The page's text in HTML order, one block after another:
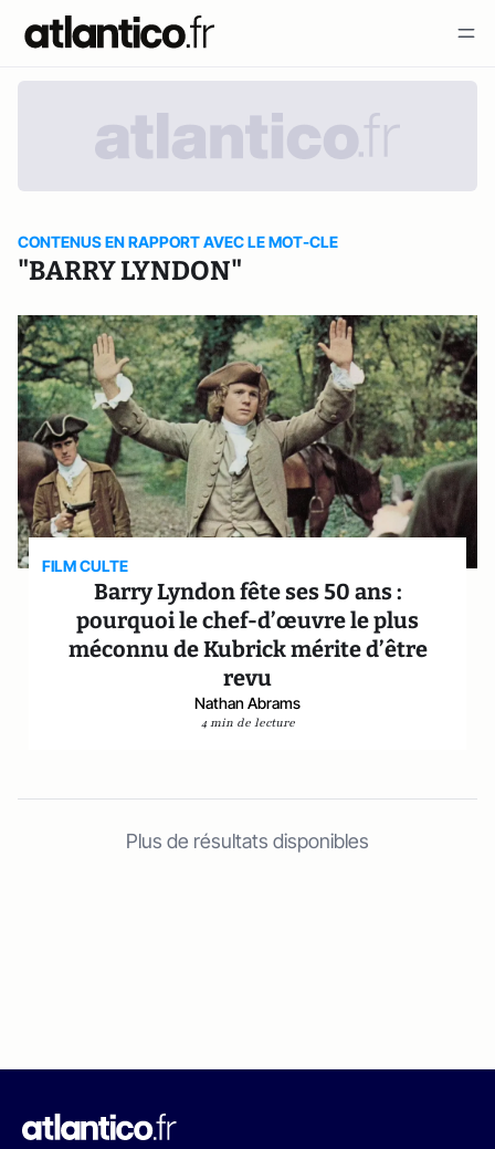
CONTENUS EN RAPPORT AVEC LE MOT-CLE
"BARRY LYNDON"
FILM CULTE
Barry Lyndon fête ses 50 ans :
pourquoi le chef-d’œuvre le plus
méconnu de Kubrick mérite d’être
revu
Nathan Abrams
4 min de lecture
Plus de résultats disponibles